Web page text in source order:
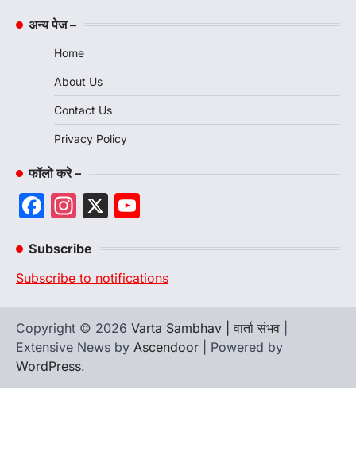
अन्य पेज –
Home
About Us
Contact Us
Privacy Policy
फॉलो करे –
Facebook
Instagram
X
Subscribe
Subscribe to notifications
Copyright © 2026 Varta Sambhav | वार्ता संभव
Extensive News by Ascendoor | Powered by
WordPress.